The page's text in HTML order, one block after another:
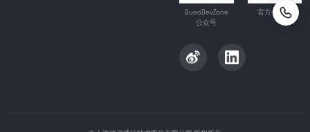
QuecDevZone
公众号
官方公众号